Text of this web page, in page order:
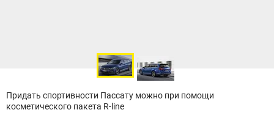
Придать спортивности Пассату можно при помощи
косметического пакета R-line